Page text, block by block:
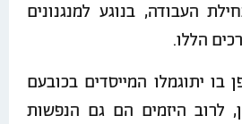
העבודה, בנוגע למנגנונים
הללו.
בו יתוגמלו המייסדים בכובעם
לרוב היזמים הם גם הנפשות